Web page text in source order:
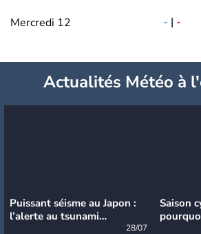
Mercredi 12 - | -
Actualités Météo à
Puissant séisme au Japon :
l’alerte au tsunami
28/07
Saison